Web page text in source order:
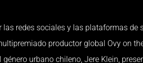
las redes sociales y las plataformas de
productor global Ovy on
género urbano chileno, Jere Klein,